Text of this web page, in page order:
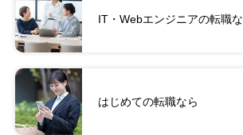
IT・Webエンジニアの転職
はじめての転職なら